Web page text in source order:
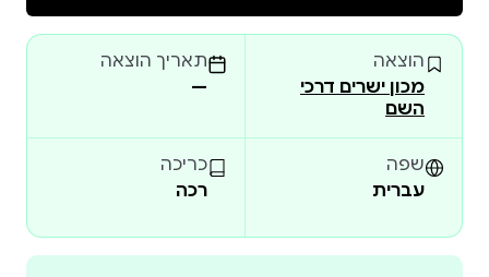
הוצאה
מכון ישרים דרכי
השם
תאריך הוצאה
—
שפה
עברית
כריכה
רכה